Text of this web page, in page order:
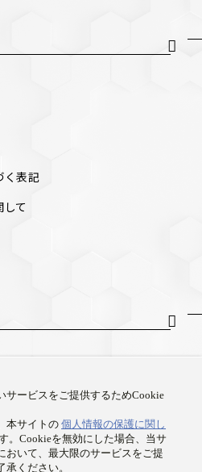
サービスをご提供するためCookie
本サイトの 個人情報の保護に関し
。Cookieを無効にした場合、当サ
おいて、最大限のサービスをご提
ください。
表記
て